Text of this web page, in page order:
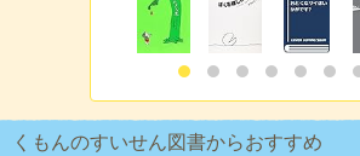
くもんのすいせん図書からおすすめ